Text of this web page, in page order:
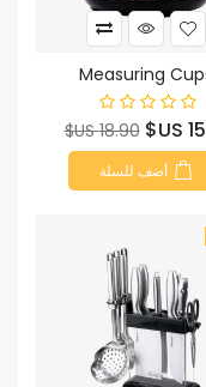
Measuring
السعر
الأساسي
18.90 US$
أضف للسلة